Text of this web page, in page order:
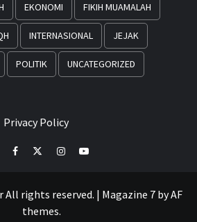
EKONOMI FIKIH MUAMALAH
INTERNASIONAL JEJAK
POLITIK UNCATEGORIZED
Privacy Policy
FacebookTwitterInstagramYoutube
rights reserved. | Magazine 7 by AF
themes.